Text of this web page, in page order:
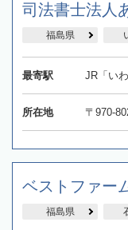
司法書士法人
福島県
最寄駅 JR「い
所在地 〒970-
ベストファー
福島県